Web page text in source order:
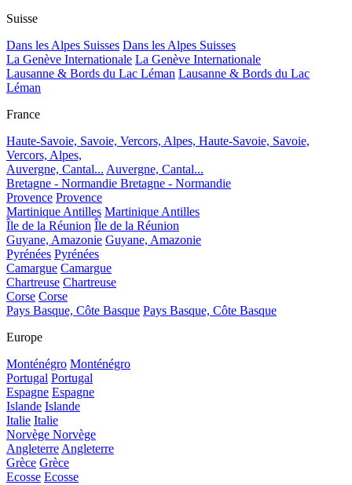
Suisse
Dans les Alpes Suisses Dans les Alpes Suisses
La Genève Internationale La Genève Internationale
Lausanne & Bords du Lac Léman Lausanne & Bords du Lac
Léman
France
Haute-Savoie, Savoie, Vercors, Alpes, Haute-Savoie, Savoie,
Vercors, Alpes,
Auvergne, Cantal... Auvergne, Cantal...
Bretagne - Normandie Bretagne - Normandie
Provence Provence
Martinique Antilles Martinique Antilles
Île de la Réunion Île de la Réunion
Guyane, Amazonie Guyane, Amazonie
Pyrénées Pyrénées
Camargue Camargue
Chartreuse Chartreuse
Corse Corse
Pays Basque, Côte Basque Pays Basque, Côte Basque
Europe
Monténégro Monténégro
Portugal Portugal
Espagne Espagne
Islande Islande
Italie Italie
Norvège Norvège
AngleterreAngleterre
Grèce Grèce
Ecosse Ecosse